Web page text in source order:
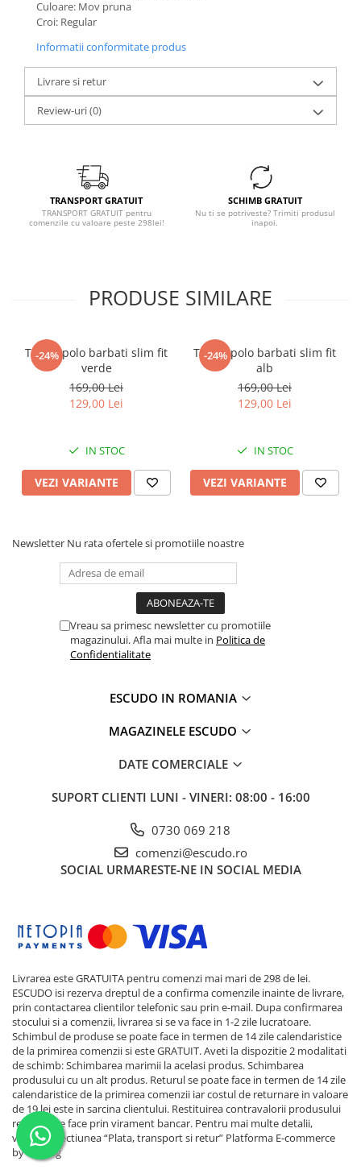
Culoare: Mov pruna
Croi: Regular
Informatii conformitate produs
Livrare si retur
Review-uri(0)
TRANSPORT GRATUIT
TRANSPORT GRATUIT pentru
comenzile cu valoare peste 298lei!
SCHIMB GRATUIT
Nu ti se potriveste? Trimiti produsul
inapoi.
PRODUSE SIMILARE
-24%
Tricou polo barbati slim fit
verde
169,00 Lei
129,00 Lei
IN STOC
VEZI VARIANTE
-24%
Tricou polo barbati slim fit
alb
169,00 Lei
129,00 Lei
IN STOC
VEZI VARIANTE
Newsletter Nu rata ofertele si promotiile noastre
Vreau sa primesc newsletter cu promotiile
magazinului. Afla mai multe in Politica de
Confidentialitate
ESCUDO IN ROMANIA
MAGAZINELE ESCUDO
DATE COMERCIALE
SUPORT CLIENTI LUNI - VINERI: 08:00 - 16:00
0730 069 218
comenzi@escudo.ro
SOCIAL URMARESTE-NE IN SOCIAL MEDIA
Livrarea este GRATUITA pentru comenzi mai mari de 298 de lei.
ESCUDO isi rezerva dreptul de a confirma comenzile inainte de livrare,
prin contactarea clientilor telefonic sau prin e-mail. Dupa confirmarea
stocului si a comenzii, livrarea si se va face in 1-2 zile lucratoare.
Schimbul de produse se poate face in termen de 14 zile calendaristice
de la primirea comenzii si este GRATUIT. Aveti la dispozitie 2 modalitati
de schimb: Schimbarea marimii la acelasi produs. Schimbarea
produsului cu un alt produs. Returul se poate face in termen de 14 zile
calendaristice de la primirea comenzii iar costul de returnare in valoare
de 19 lei este in sarcina clientului. Restituirea contravalorii produsului
returnat se face prin virament bancar. Pentru mai multe detalii,
verificati sectiunea “Plata, transport si retur” Platforma E-commerce
by Gomag